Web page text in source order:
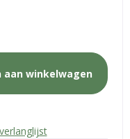
aan winkelwagen